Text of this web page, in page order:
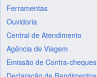
Ferramentas
Ouvidoria
Central de Atendimento
Agência de Viagem
Emissão de Contra-cheques